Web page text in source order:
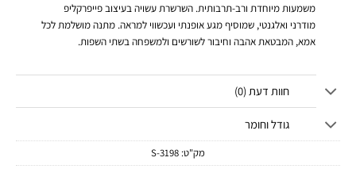
משמעות מיוחדת ורב-תרבותית. השרשרת עשויה בעיצוב פייפרקליפ
מודרני ואלגנטי, שמוסיף מגע אופנתי ועכשווי למראה. מתנה מושלמת לכל
אמא, המבטאת אהבה וחיבור לשורשים ולמשפחה בשתי השפות.
חוות דעת (0)
גודל וחומר
מק"ט: 3198-S